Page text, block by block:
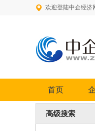
欢迎登陆中企经济
首页
高级搜索